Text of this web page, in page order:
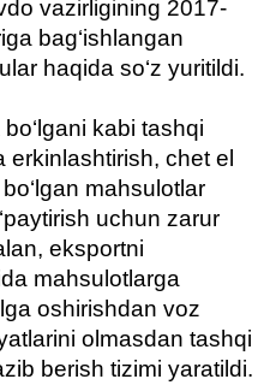
vazirligining 2017-
bag‘ishlangan
haqida so‘z yuritildi.
kabi tashqi
chet el
mahsulotlar
uchun zarur
eksportni
mahsulotlarga
oshirishdan voz
olmasdan tashqi
berish tizimi yaratildi.